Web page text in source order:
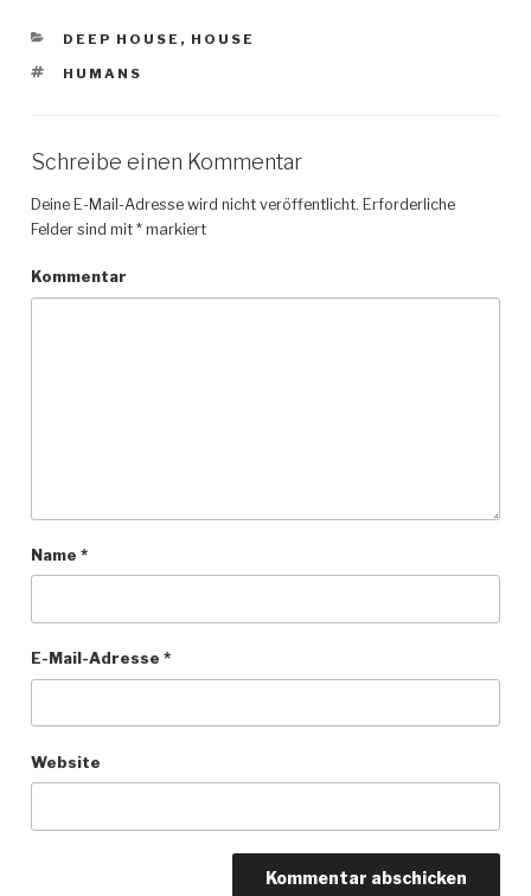
KATEGORIEN
DEEP HOUSE , HOUSE
SCHLAGWÖRTER
HUMANS
Schreibe einen Kommentar
Deine E-Mail-Adresse wird nicht veröffentlicht. Erforderliche
Felder sind mit *markiert
Kommentar
Name *
E-Mail-Adresse *
Website